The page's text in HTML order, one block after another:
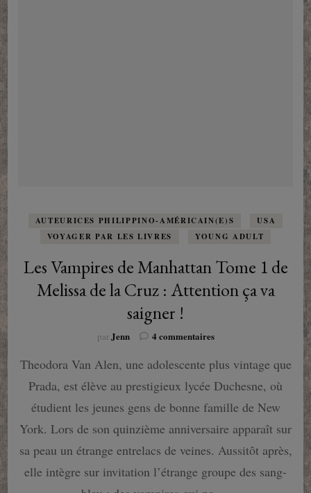
AUTEURICES PHILIPPINO-AMÉRICAIN(E)S
USA
VOYAGER PAR LES LIVRES
YOUNG ADULT
Les Vampires de Manhattan Tome 1 de
Melissa de la Cruz : Attention ça va
saigner !
par Jenn 4 commentairessur
Vampires
Manhattan
Tome
de
Melissa
la
Theodora Van Alen, une adolescente plus vintage que
Prada, est élève au prestigieux lycée Duchesne, où
étudient les jeunes gens de bonne famille de New
York. Lors de son quinzième anniversaire apparaît sur
sa peau un étrange entrelacs de veines. Aussitôt après,
elle intègre sur invitation l’étrange groupe des sang-